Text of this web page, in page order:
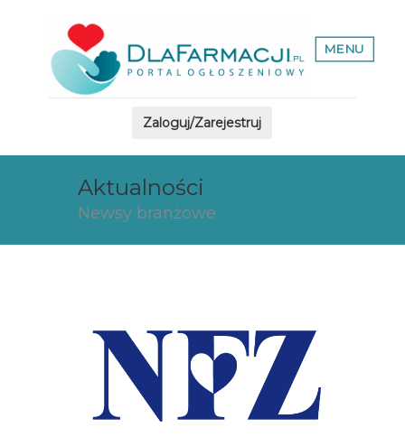
MENU
Zaloguj/Zarejestruj
Aktualności
Newsy branżowe